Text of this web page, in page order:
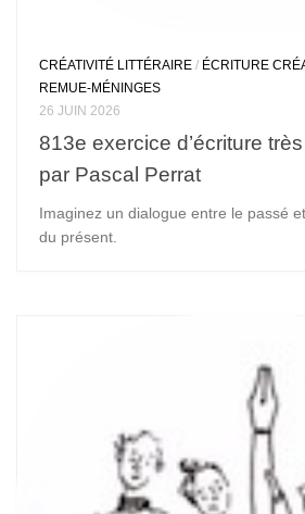
CRÉATIVITÉ LITTÉRAIRE / ÉCRITURE
REMUE-MÉNINGES
26 JUIN 2026
813e exercice d’écriture
par Pascal Perrat
Imaginez un dialogue entre le passé
du présent.